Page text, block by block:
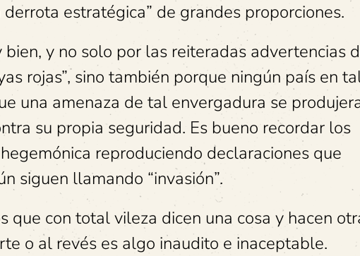
estratégica” de grandes proporciones.
y no solo por las reiteradas advertencias
rojas”, sino también porque ningún país en
una amenaza de tal envergadura se
su propia seguridad. Es bueno recordar los
reproduciendo declaraciones que
siguen llamando “invasión”.
que con total vileza dicen una cosa y hacen
o al revés es algo inaudito e inaceptable.